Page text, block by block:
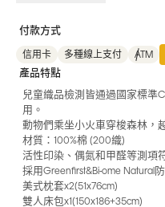
付款方式
信用卡 多種線上支付 ATM
產品特點
兒童織品檢測皆通過國家標準
用。
動物們乘坐小火車穿梭森林，
材質：100%棉 (200織)
活性印染、偶氮和甲醛等測項
採用Greenfirst&Bi-ome Natural
美式枕套x2(51x76cm)
雙人床包x1(150x186+35cm)